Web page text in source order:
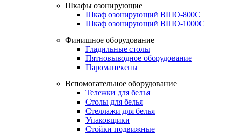
Шкафы озонирующие
Шкаф озонирующий ВШО-800С
Шкаф озонирующий ВШО-1000С
Финишное оборудование
Гладильные столы
Пятновыводное оборудование
Пароманекены
Вспомогательное оборудование
Тележки для белья
Столы для белья
Стеллажи для белья
Упаковщики
Стойки подвижные